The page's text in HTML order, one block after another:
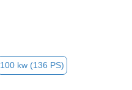
100 kw (136 PS)